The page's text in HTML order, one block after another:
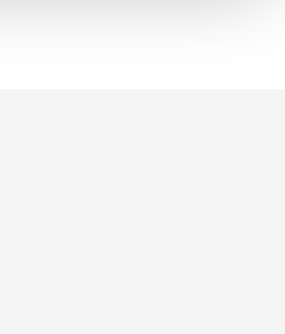
sunulması
ve sizlere yönelik
detaylı bilgi için Ayarlar
ve sitemizde ilgili